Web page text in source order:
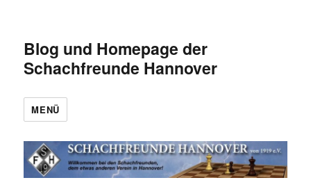
Blog und Homepage der
Schachfreunde Hannover
MENÜ